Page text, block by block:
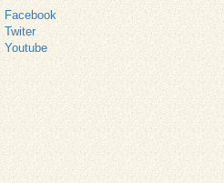
Facebook
Twiter
Youtube